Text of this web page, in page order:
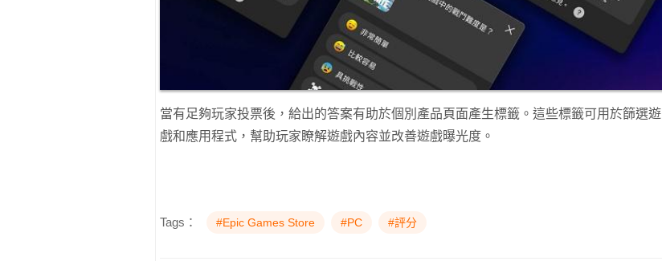
當有足夠玩家投票後，給出的答案有助於個別產品頁面產生標籤。這些標籤可用於篩選遊
戲和應用程式，幫助玩家瞭解遊戲內容並改善遊戲曝光度。
Tags： #Epic Games Store #PC #評分